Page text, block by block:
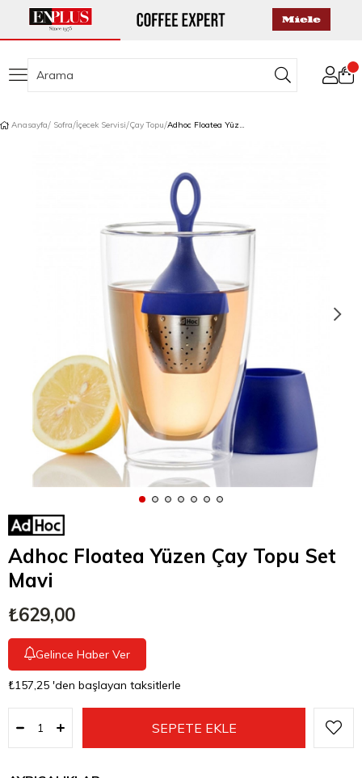
Anasayfa Sofra İçecek Servisi Çay Topu Adhoc Floatea Yüzen Çay Topu Set Mavi
Adhoc Floatea Yüzen Çay Topu Set
Mavi
₺629,00
Gelince Haber Ver
₺157,25 'den başlayan taksitlerle